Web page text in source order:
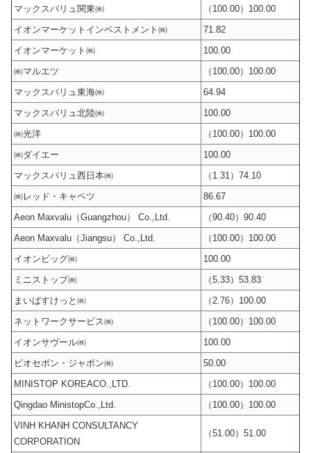
マックスバリュ関東㈱
（100.00）100.00
イオンマーケットインベストメント㈱
71.82
イオンマーケット㈱
100.00
㈱マルエツ
（100.00）100.00
マックスバリュ東海㈱
64.94
マックスバリュ北陸㈱
100.00
㈱光洋
（100.00）100.00
㈱ダイエー
100.00
マックスバリュ西日本㈱
（1.31）74.10
㈱レッド・キャベツ
86.67
Aeon Maxvalu（Guangzhou） Co.,Ltd.
（90.40）90.40
Aeon Maxvalu（Jiangsu） Co.,Ltd.
（100.00）100.00
イオンビッグ㈱
100.00
ミニストップ㈱
（5.33）53.83
まいばすけっと㈱
（2.76）100.00
ネットワークサービス㈱
（100.00）100.00
イオンサヴール㈱
100.00
ビオセボン・ジャポン㈱
50.00
MINISTOP KOREACO.,LTD.
（100.00）100.00
Qingdao MinistopCo.,Ltd.
（100.00）100.00
VINH KHANH CONSULTANCY
CORPORATION
（51.00）51.00